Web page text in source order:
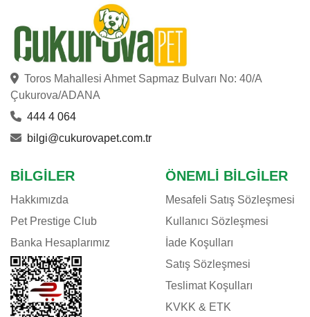
Toros Mahallesi Ahmet Sapmaz Bulvarı No: 40/A
Çukurova/ADANA
444 4 064
bilgi@cukurovapet.com.tr
BILGILER
Hakkımızda
Pet Prestige Club
Banka Hesaplarımız
ÖNEMLI BILGILER
Mesafeli Satış Sözleşmesi
Kullanıcı Sözleşmesi
İade Koşulları
Satış Sözleşmesi
Teslimat Koşulları
KVKK & ETK